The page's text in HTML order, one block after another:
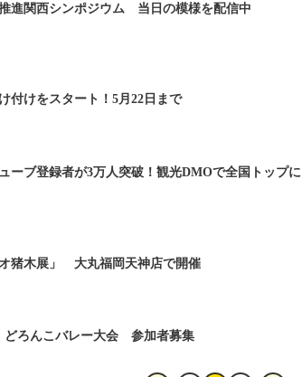
進関西シンポジウム 当日の模様を配信中
付けをスタート！5月22日まで
ーブ登録者が3万人突破！観光DMOで全国トップに
オ猪木展」 大丸福岡天神店で開催
どろんこバレー大会 参加者募集